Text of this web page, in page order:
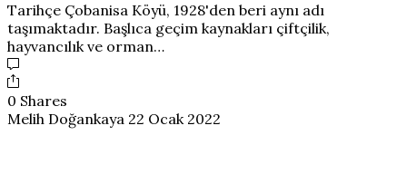
Tarihçe Çobanisa Köyü, 1928'den beri aynı adı
taşımaktadır. Başlıca geçim kaynakları çiftçilik,
hayvancılık ve orman…
0 Shares
Melih Doğankaya 22 Ocak 2022